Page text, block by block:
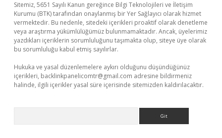
Sitemiz, 5651 Sayılı Kanun gereğince Bilgi Teknolojileri ve İletişim
Kurumu (BTK) tarafından onaylanmış bir Yer Sağlayıcı olarak hizmet
vermektedir. Bu nedenle, sitedeki içerikleri proaktif olarak denetleme
veya araştırma yükümlülüğümüz bulunmamaktadır. Ancak, üyelerimiz
yazdıkları içeriklerin sorumluluğunu taşımakta olup, siteye üye olarak
bu sorumluluğu kabul etmiş sayılırlar.
Hukuka ve yasal düzenlemelere aykırı olduğunu düşündüğünüz
içerikleri, backlinkpanelicomtr@gmail.com adresine bildirmeniz
halinde, ilgili içerikler yasal süre içerisinde sitemizden kaldırılacaktır.